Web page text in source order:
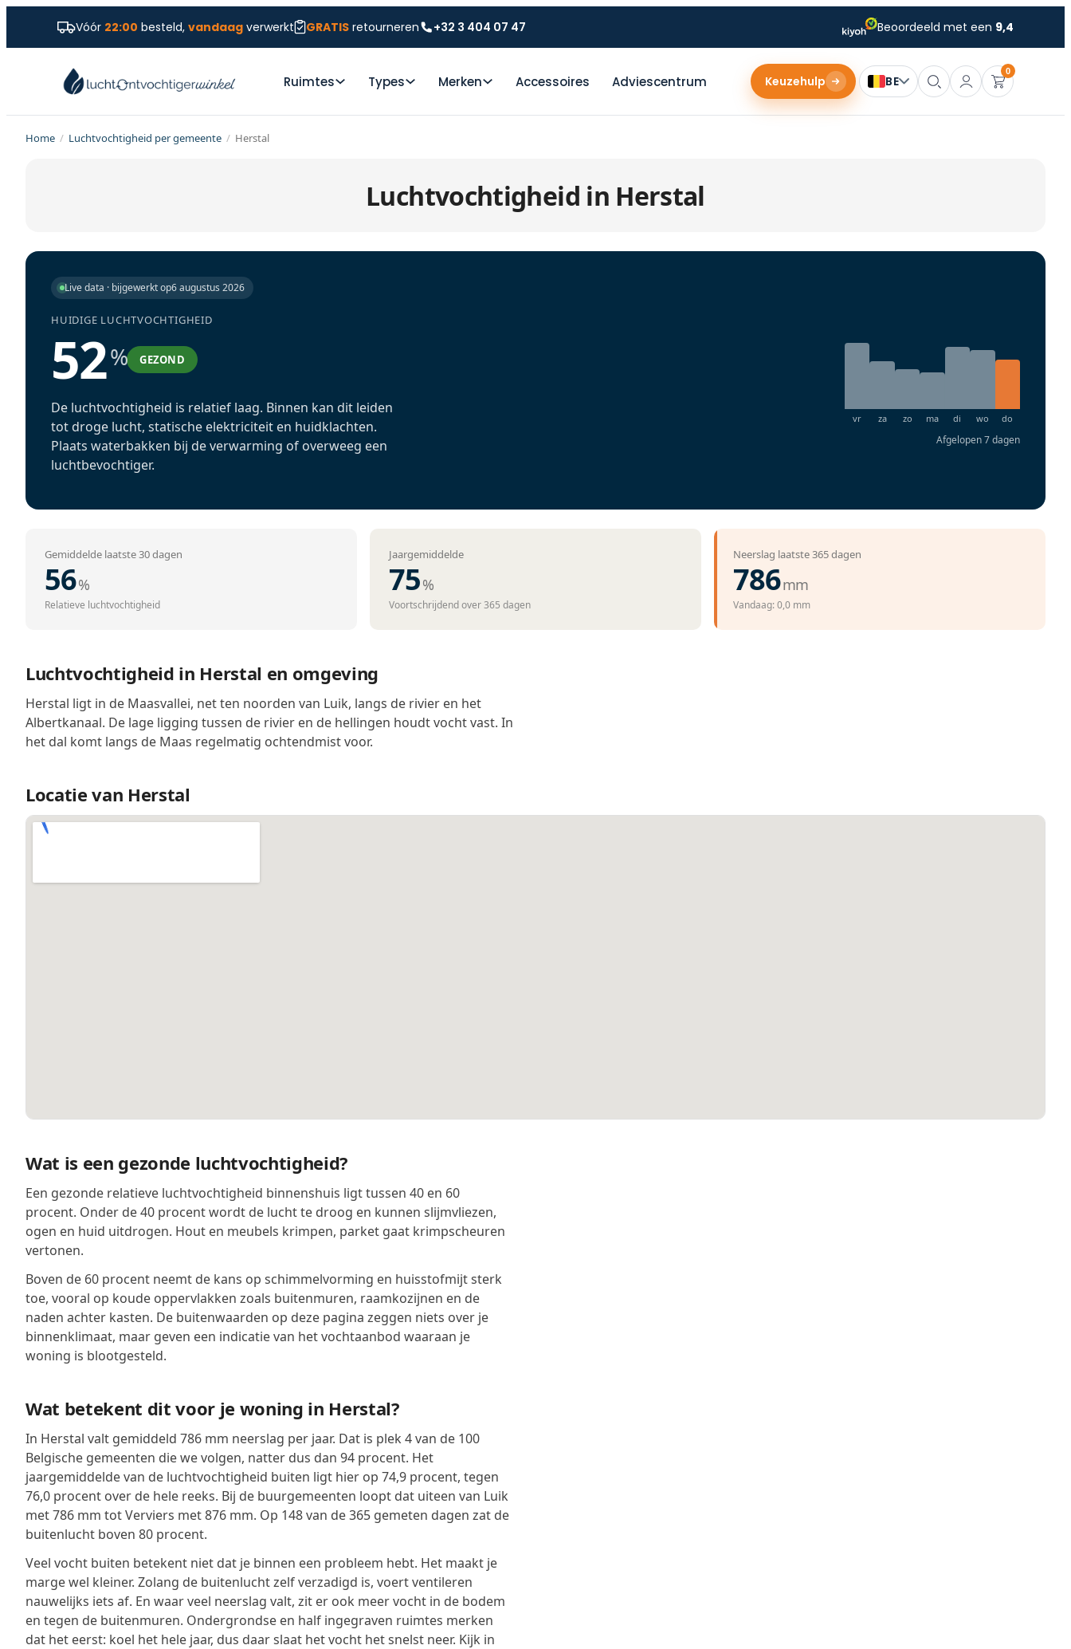
Vóór 22:00 besteld, vandaagverwerkt GRATISretourneren +32 3 404 07 47 Beoordeeld met een 9,4
Ruimtes Types Merken Accessoires Adviescentrum Keuzehulp BE
0
Home / Luchtvochtigheid per gemeente / Herstal
Luchtvochtigheid in Herstal
Live data · bijgewerkt op6 augustus 2026
HUIDIGE LUCHTVOCHTIGHEID
52% GEZOND
De luchtvochtigheid is relatief laag. Binnen kan dit leiden
tot droge lucht, statische elektriciteit en huidklachten.
Plaats waterbakken bij de verwarming of overweeg een
luchtbevochtiger.
Afgelopen 7 dagen
Gemiddelde laatste 30 dagen
56%
Relatieve luchtvochtigheid
Jaargemiddelde
75%
Voortschrijdend over 365 dagen
Neerslag laatste 365 dagen
786mm
Vandaag: 0,0 mm
Luchtvochtigheid in Herstal en omgeving
Herstal ligt in de Maasvallei, net ten noorden van Luik, langs de rivier en het
Albertkanaal. De lage ligging tussen de rivier en de hellingen houdt vocht vast. In
het dal komt langs de Maas regelmatig ochtendmist voor.
Locatie van Herstal
Wat is een gezonde luchtvochtigheid?
Een gezonde relatieve luchtvochtigheid binnenshuis ligt tussen 40 en 60
procent. Onder de 40 procent wordt de lucht te droog en kunnen slijmvliezen,
ogen en huid uitdrogen. Hout en meubels krimpen, parket gaat krimpscheuren
vertonen.
Boven de 60 procent neemt de kans op schimmelvorming en huisstofmijt sterk
toe, vooral op koude oppervlakken zoals buitenmuren, raamkozijnen en de
naden achter kasten. De buitenwaarden op deze pagina zeggen niets over je
binnenklimaat, maar geven een indicatie van het vochtaanbod waaraan je
woning is blootgesteld.
Wat betekent dit voor je woning in Herstal?
In Herstal valt gemiddeld 786 mm neerslag per jaar. Dat is plek 4 van de 100
Belgische gemeenten die we volgen, natter dus dan 94 procent. Het
jaargemiddelde van de luchtvochtigheid buiten ligt hier op 74,9 procent, tegen
76,0 procent over de hele reeks. Bij de buurgemeenten loopt dat uiteen van Luik
met 786 mm tot Verviers met 876 mm. Op 148 van de 365 gemeten dagen zat de
buitenlucht boven 80 procent.
Veel vocht buiten betekent niet dat je binnen een probleem hebt. Het maakt je
marge wel kleiner. Zolang de buitenlucht zelf verzadigd is, voert ventileren
nauwelijks iets af. En waar veel neerslag valt, zit er ook meer vocht in de bodem
en tegen de buitenmuren. Ondergrondse en half ingegraven ruimtes merken
dat het eerst: koel het hele jaar, dus daar slaat het vocht het snelst neer. Kijk in